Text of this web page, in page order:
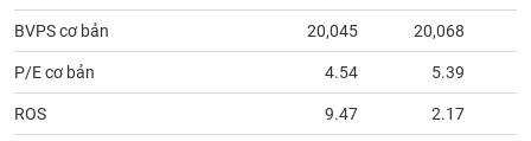
BVPS cơ bản 20,045 20,068
P/E cơ bản 4.54 5.39
ROS 9.47 2.17